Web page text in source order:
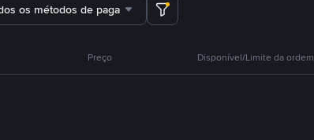
os métodos de pagamento
Preço Disponível/Limite da ordem